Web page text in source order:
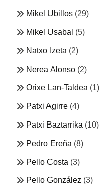
Mikel Ubillos (29)
Mikel Usabal (5)
Natxo Izeta (2)
Nerea Alonso (2)
Orixe Lan-Taldea (1)
Patxi Agirre (4)
Patxi Baztarrika (10)
Pedro Ereña (8)
Pello Costa (3)
Pello González (3)